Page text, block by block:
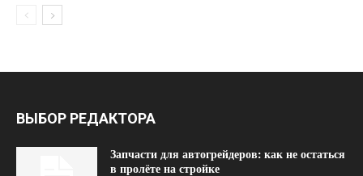
ВЫБОР РЕДАКТОРА
Запчасти для автогрейдеров: как не остаться
в пролёте на стройке